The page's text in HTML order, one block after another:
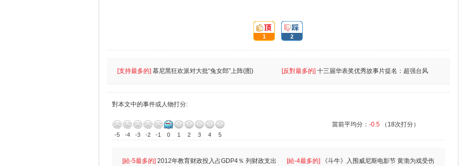
頂:
1
踩:
2
[支持最多的] 慕尼黑狂欢派对大批“兔女郎”上阵(图) [反對最多的] 十三届华表奖优秀故事片提名：超强台风
對本文中的事件或人物打分:
-5 -4 -3 -2 -1 0 1 2 3 4 5
當前平均分： -0.5 （18次打分）
[給-5最多的] 2012年教育财政投入占GDP4％ 列财政支出
[給-4最多的]
《斗牛》入围威尼斯电影节 黄渤为戏受伤